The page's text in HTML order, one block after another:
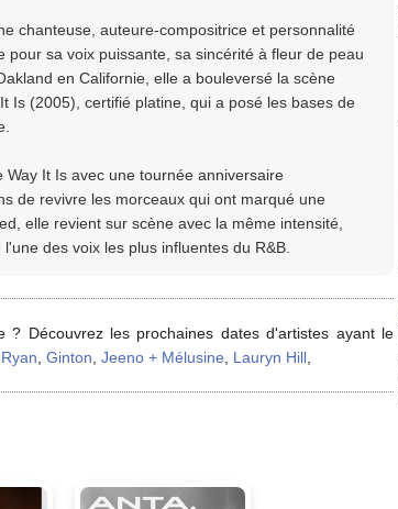
chanteuse, auteure-compositrice et personnalité
sa voix puissante, sa sincérité à fleur de peau
en Californie, elle a bouleversé la scène
Is (2005), certifié platine, qui a posé les bases de
It Is avec une tournée anniversaire
de revivre les morceaux qui ont marqué une
elle revient sur scène avec la même intensité,
des voix les plus influentes du R&B.
? Découvrez les prochaines dates d'artistes ayant le
Ginton Jeeno + Mélusine Lauryn Hill